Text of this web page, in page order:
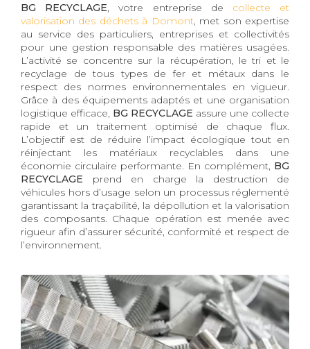
BG RECYCLAGE, votre entreprise de collecte et
valorisation des déchets à Domont, met son expertise
au service des particuliers, entreprises et collectivités
pour une gestion responsable des matières usagées.
L’activité se concentre sur la récupération, le tri et le
recyclage de tous types de fer et métaux dans le
respect des normes environnementales en vigueur.
Grâce à des équipements adaptés et une organisation
logistique efficace, BG RECYCLAGE assure une collecte
rapide et un traitement optimisé de chaque flux.
L’objectif est de réduire l’impact écologique tout en
réinjectant les matériaux recyclables dans une
économie circulaire performante. En complément, BG
RECYCLAGE prend en charge la destruction de
véhicules hors d’usage selon un processus réglementé
garantissant la traçabilité, la dépollution et la valorisation
des composants. Chaque opération est menée avec
rigueur afin d’assurer sécurité, conformité et respect de
l’environnement.